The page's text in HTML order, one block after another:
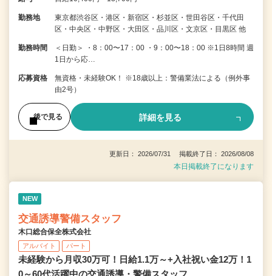
勤務地
東京都渋谷区・港区・新宿区・杉並区・世田谷区・千代田
区・中央区・中野区・大田区・品川区・文京区・目黒区 他
勤務時間
＜日勤＞ ・8：00〜17：00 ・9：00〜18：00 ※1日8時間 週
1日から応…
応募資格
無資格・未経験OK！ ※18歳以上：警備業法による（例外事
由2号）
後で見る 詳細を見る
更新日： 2026/07/31 掲載終了日： 2026/08/08
本日掲載終了になります
NEW
交通誘導警備スタッフ
木口総合保全株式会社
アルバイト パート
未経験から月収30万可！日給1.1万～+入社祝い金12万！1